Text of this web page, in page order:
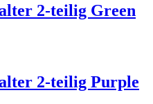
2-teilig Green
2-teilig Purple